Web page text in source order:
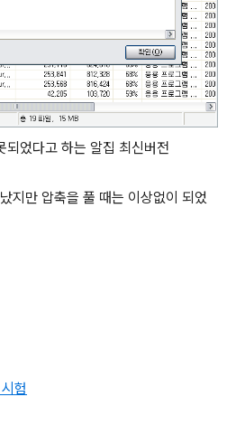
되었다고 하는 알집 최신버전
지만 압축을 풀 때는 이상없이 되었
험